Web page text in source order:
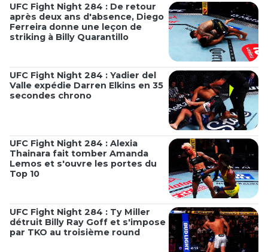
UFC Fight Night 284 : De retour
après deux ans d'absence, Diego
Ferreira donne une leçon de
striking à Billy Quarantillo
UFC Fight Night 284 : Yadier del
Valle expédie Darren Elkins en 35
secondes chrono
UFC Fight Night 284 : Alexia
Thainara fait tomber Amanda
Lemos et s'ouvre les portes du
Top 10
UFC Fight Night 284 : Ty Miller
détruit Billy Ray Goff et s'impose
par TKO au troisième round